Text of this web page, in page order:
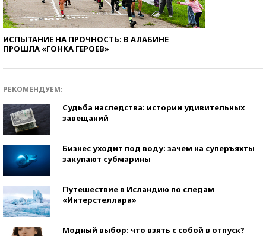
ИСПЫТАНИЕ НА ПРОЧНОСТЬ: В АЛАБИНЕ
ПРОШЛА «ГОНКА ГЕРОЕВ»
РЕКОМЕНДУЕМ:
Судьба наследства: истории удивительных
завещаний
Бизнес уходит под воду: зачем на суперъяхты
закупают субмарины
Путешествие в Исландию по следам
«Интерстеллара»
Модный выбор: что взять с собой в отпуск?